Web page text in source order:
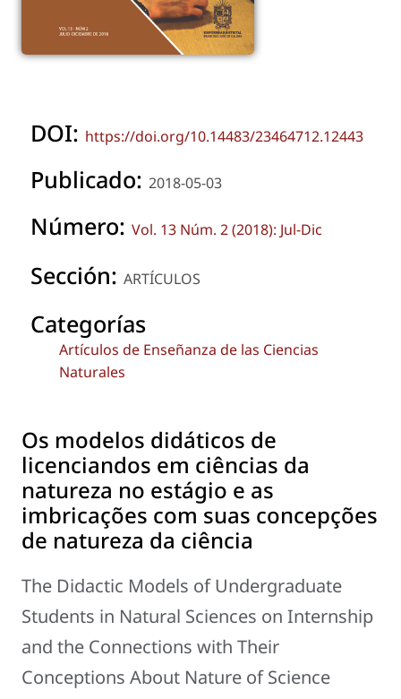
DOI: https://doi.org/10.14483/23464712.12443
Publicado: 2018-05-03
Número: Vol. 13 Núm. 2 (2018): Jul-Dic
Sección: ARTÍCULOS
Categorías
Artículos de Enseñanza de las Ciencias
Naturales
Os modelos didáticos de
licenciandos em ciências da
natureza no estágio e as
imbricações com suas concepções
de natureza da ciência
The Didactic Models of Undergraduate
Students in Natural Sciences on Internship
and the Connections with Their
Conceptions About Nature of Science